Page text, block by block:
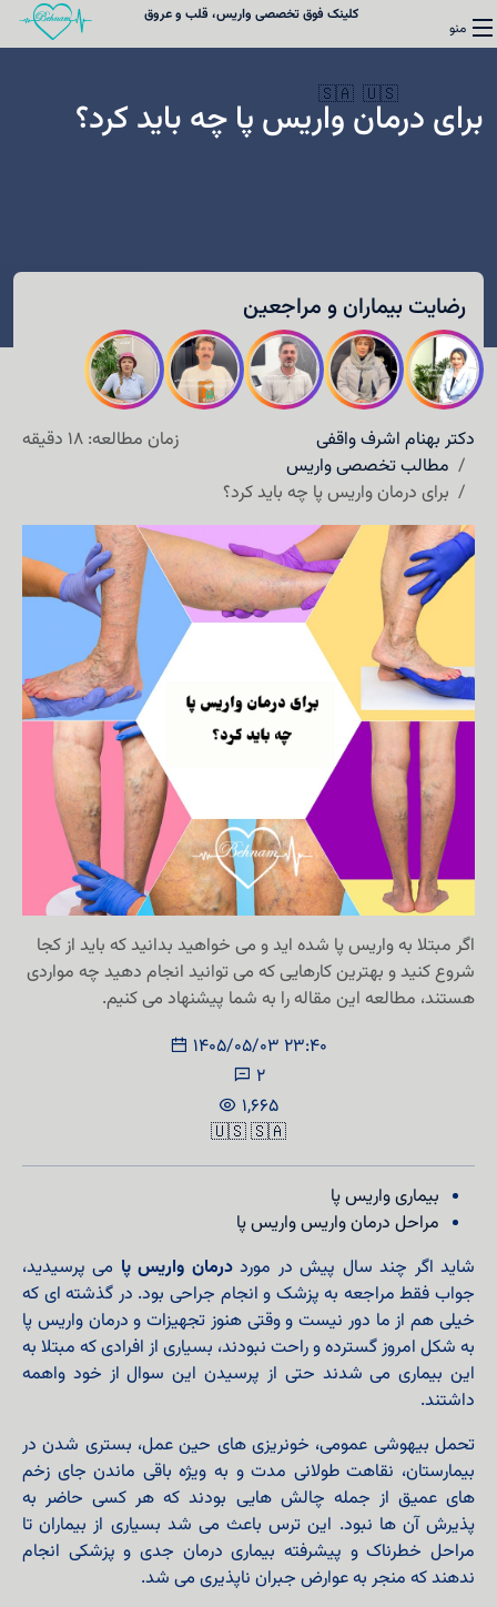
منو
کلینک فوق تخصصی واریس، قلب و عروق
🇺🇸
🇸🇦
قلب
کلینیک فوق تخصصی واریس
نوبت‌دهی
درباره دکتر واقفی
تماس با ما
برای درمان واریس پا چه باید کرد؟
رضایت بیماران و مراجعین
زمان مطالعه: 18 دقیقه
دکتر بهنام اشرف واقفی
مطالب تخصصی واریس
برای درمان واریس پا چه باید کرد؟
اگر مبتلا به واریس پا شده اید و می خواهید بدانید که باید از کجا
شروع کنید و بهترین کارهایی که می توانید انجام دهید چه مواردی
هستند، مطالعه این مقاله را به شما پیشنهاد می کنیم.
1405/05/03 23:40
2
1,665
🇺🇸🇸🇦
بیماری واریس پا
مراحل درمان واریس واریس پا
شاید اگر چند سال پیش در مورددرمان واریس پا می پرسیدید،
جواب فقط مراجعه به پزشک و انجام جراحی بود. در گذشته ای که
خیلی هم از ما دور نیست و وقتی هنوز تجهیزات و درمان واریس پا
به شکل امروز گسترده و راحت نبودند، بسیاری از افرادی که مبتلا به
این بیماری می شدند حتی از پرسیدن این سوال از خود واهمه
داشتند.
تحمل بیهوشی عمومی، خونریزی‌ های حین عمل، بستری شدن در
بیمارستان، نقاهت طولانی‌ مدت و به‌ ویژه باقی ماندن جای زخم‌
های عمیق از جمله چالش‌ هایی بودند که هر کسی حاضر به
پذیرش آن‌ ها نبود. این ترس باعث می‌ شد بسیاری از بیماران تا
مراحل خطرناک و پیشرفته بیماری درمان جدی و پزشکی انجام
ندهند که منجر به عوارض جبران‌ ناپذیری می‌ شد.